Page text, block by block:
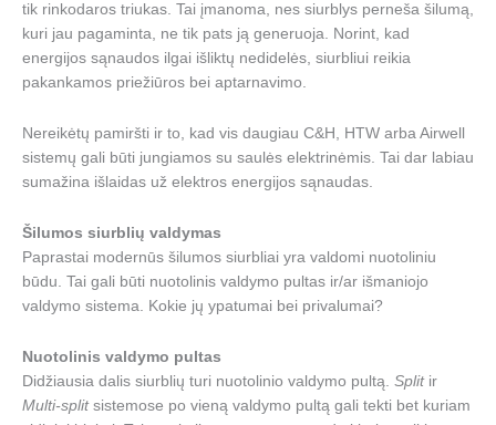
tik rinkodaros triukas. Tai įmanoma, nes siurblys perneša šilumą,
kuri jau pagaminta, ne tik pats ją generuoja. Norint, kad
energijos sąnaudos ilgai išliktų nedidelės, siurbliui reikia
pakankamos priežiūros bei aptarnavimo.
Nereikėtų pamiršti ir to, kad vis daugiau C&H, HTW arba Airwell
sistemų gali būti jungiamos su saulės elektrinėmis. Tai dar labiau
sumažina išlaidas už elektros energijos sąnaudas.
Šilumos siurblių valdymas
Paprastai modernūs šilumos siurbliai yra valdomi nuotoliniu
būdu. Tai gali būti nuotolinis valdymo pultas ir/ar išmaniojo
valdymo sistema. Kokie jų ypatumai bei privalumai?
Nuotolinis valdymo pultas
Didžiausia dalis siurblių turi nuotolinio valdymo pultą. Splitir
Multi-splitsistemose po vieną valdymo pultą gali tekti bet kuriam